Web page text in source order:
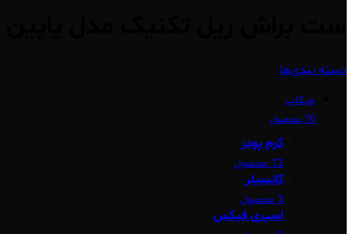
دسته بندی‌ها
میکاپ
70 محصول
کرم پودر
12 محصول
کانسیلر
3 محصول
اسپری فیکس